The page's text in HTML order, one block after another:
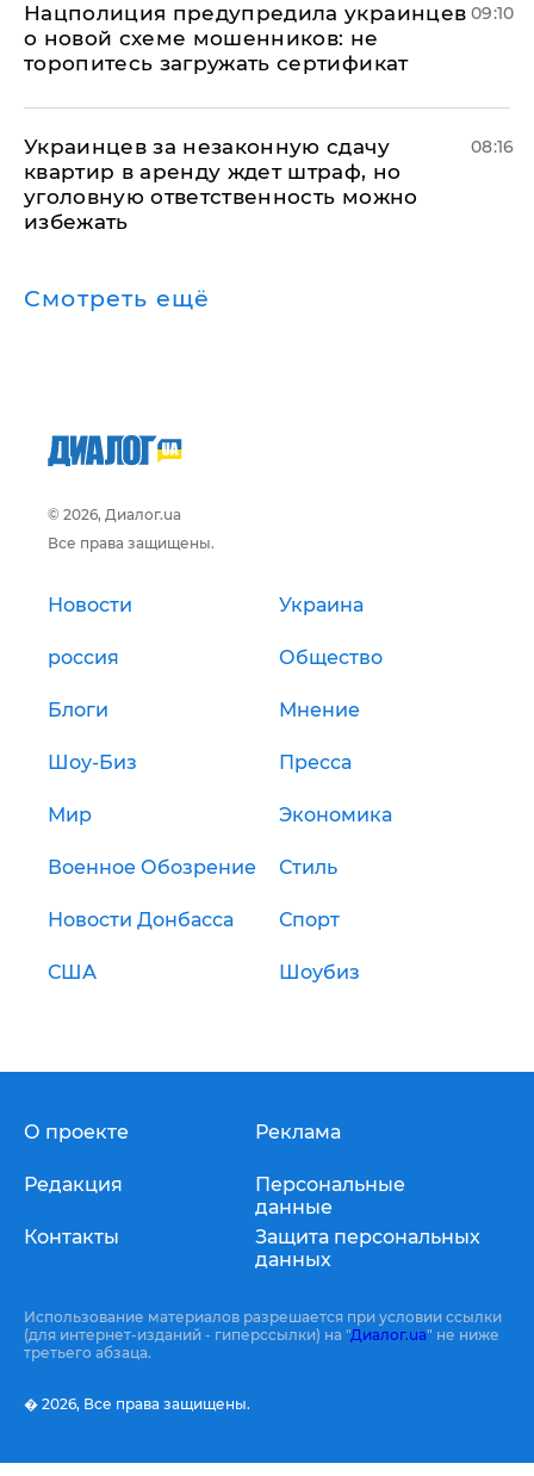
Нацполиция предупредила украинцев
о новой схеме мошенников: не
торопитесь загружать сертификат
09:10
Украинцев за незаконную сдачу
квартир в аренду ждет штраф, но
уголовную ответственность можно
избежать
08:16
Смотреть ещё
© 2026, Диалог.ua
Все права защищены.
Новости Украина
россия Общество
Блоги Мнение
Шоу-Биз Пресса
Мир Экономика
Военное Обозрение Стиль
Новости Донбасса Спорт
США Шоубиз
О проекте
Редакция
Контакты
Реклама
Персональные
данные
Защита персональных
данных
Использование материалов разрешается при условии ссылки
(для интернет-изданий - гиперссылки) на "Диалог.ua" не ниже
третьего абзаца.
� 2026, Все права защищены.